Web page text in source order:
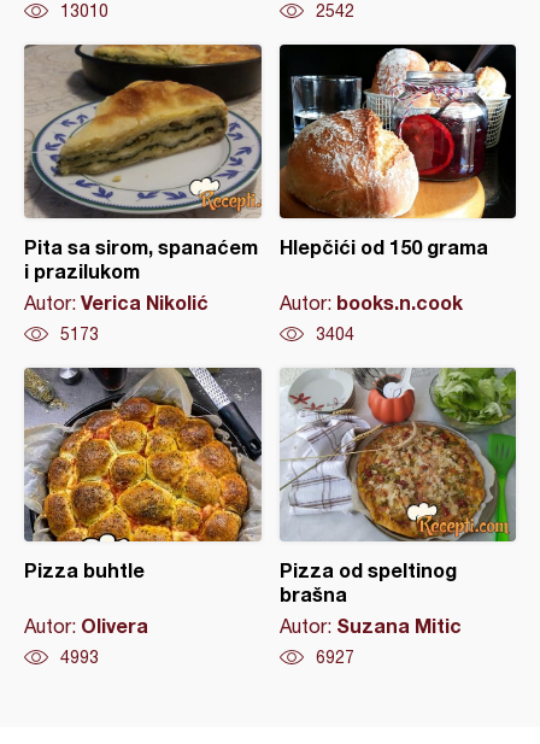
13010 2542
Pita sa sirom, spanaćem
i prazilukom
Autor: Verica Nikolić
5173
Hlepčići od 150 grama
Autor: books.n.cook
3404
Pizza buhtle
Autor: Olivera
4993
Pizza od speltinog
brašna
Autor: Suzana Mitic
6927